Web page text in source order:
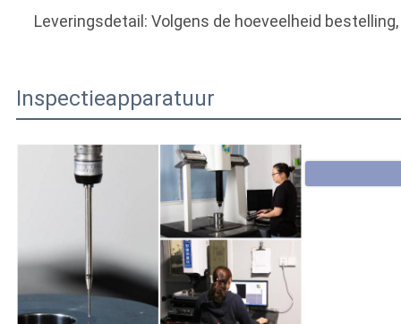
Leveringsdetail: Volgens de hoeveelheid
Inspectieapparatuur